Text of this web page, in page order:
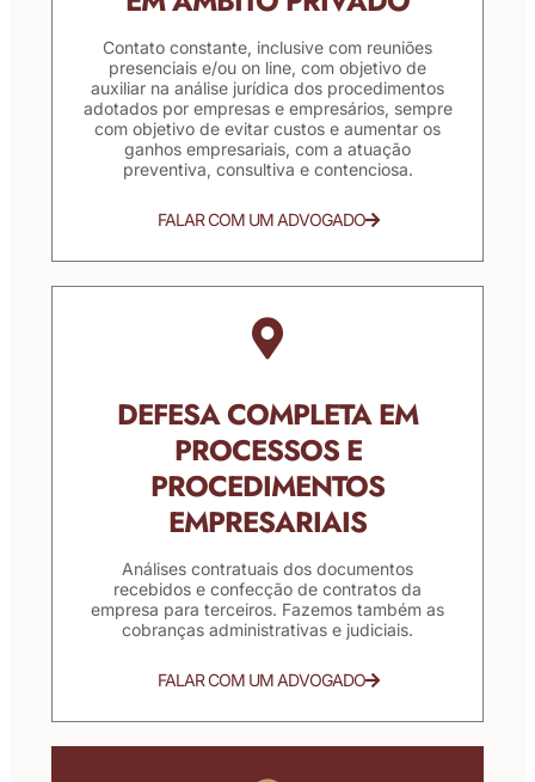
Contato constante, inclusive com reuniões
presenciais e/ou on line, com objetivo de
auxiliar na análise jurídica dos procedimentos
adotados por empresas e empresários, sempre
com objetivo de evitar custos e aumentar os
ganhos empresariais, com a atuação
preventiva, consultiva e contenciosa.
FALAR COM UM ADVOGADO
DEFESA COMPLETA EM
PROCESSOS E
PROCEDIMENTOS
EMPRESARIAIS
Análises contratuais dos documentos
recebidos e confecção de contratos da
empresa para terceiros. Fazemos também as
cobranças administrativas e judiciais.
FALAR COM UM ADVOGADO